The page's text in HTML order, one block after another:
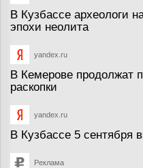
В Кузбассе археологи
эпохи неолита
yandex.ru
В Кемерове продолжат
раскопки
yandex.ru
В Кузбассе 5 сентября
Реклама